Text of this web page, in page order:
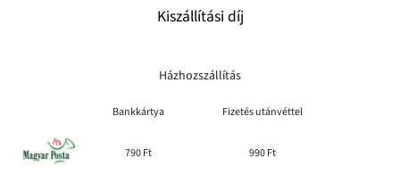
Kiszállítási díj
Házhozszállítás
Bankkártya Fizetés utánvéttel
790 Ft 990 Ft